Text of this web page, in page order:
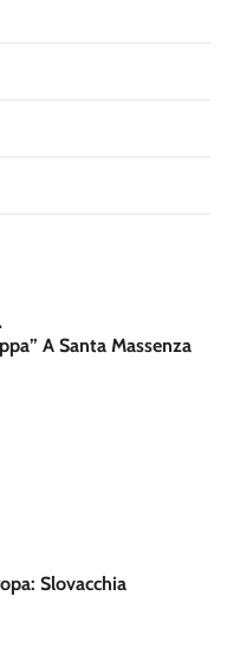
A Santa Massenza
Slovacchia